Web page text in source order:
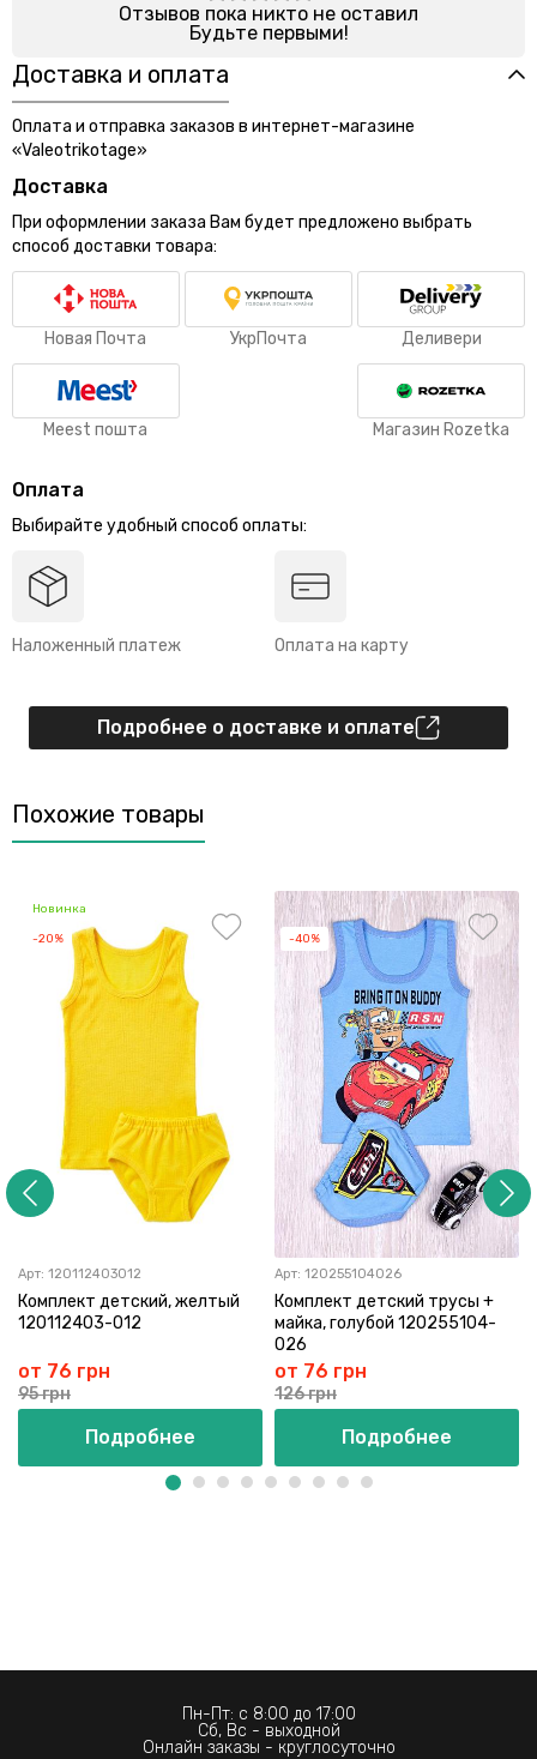
Отзывов пока никто не оставил
Будьте первыми!
Доставка и оплата
Оплата и отправка заказов в интернет-магазине
«Valeotrikotage»
Доставка
При оформлении заказа Вам будет предложено выбрать
способ доставки товара:
Новая Почта УкрПочта Деливери
Meest пошта Магазин Rozetka
Оплата
Выбирайте удобный способ оплаты:
Наложенный платеж Оплата на карту
Подробнее о доставке и оплате
Похожие товары
Новинка
-20%
Арт: 120112403012
Комплект детский, желтый
120112403-012
от 76 грн
95 грн
Подробнее
-40%
Арт: 120255104026
Комплект детский трусы +
майка, голубой 120255104-
026
от 76 грн
126 грн
Подробнее
Пн-Пт: с 8:00 до 17:00
Сб, Вс - выходной
Онлайн заказы - круглосуточно